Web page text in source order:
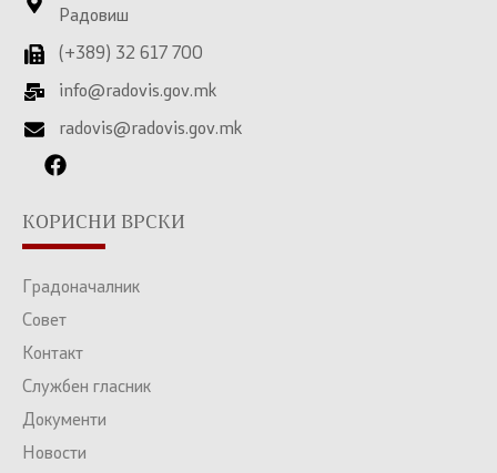
Радовиш
(+389) 32 617 700
info@radovis.gov.mk
radovis@radovis.gov.mk
КОРИСНИ ВРСКИ
Градоначалник
Совет
Контакт
Службен гласник
Документи
Новости